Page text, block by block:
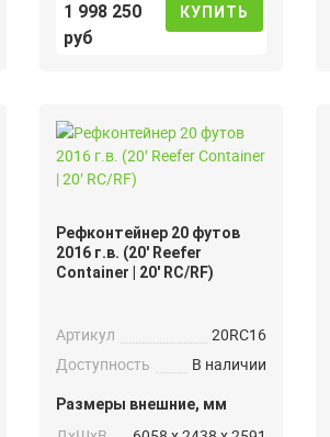
1 998 250
руб
КУПИТЬ
Рефконтейнер 20 футов
2016 г.в. (20′ Reefer
Container | 20′ RC/RF)
Артикул
20RC16
Доступность
В наличии
Размеры внешние, мм